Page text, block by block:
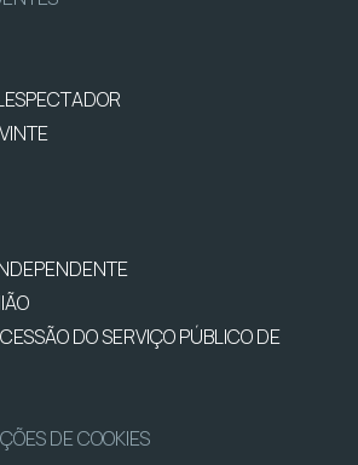
DO SERVIÇO PÚBLICO DE
DE COOKIES